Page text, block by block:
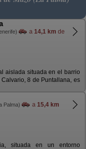
a 14,1 km de
aislada situada en el barrio
8 de Puntallana, es
Palma) a 15,4 km
situada en un entorno